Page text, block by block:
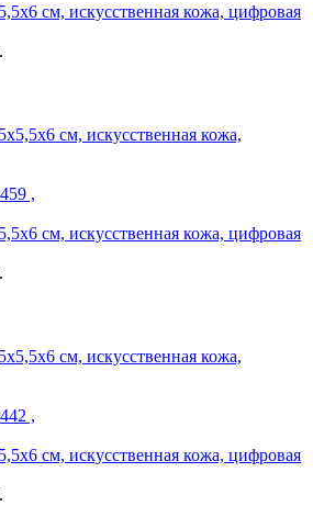
см, искусственная кожа, цифровая
,
см, искусственная кожа, цифровая
,
см, искусственная кожа, цифровая